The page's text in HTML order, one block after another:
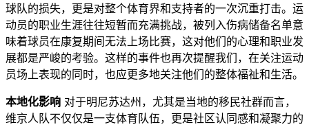
球队的损失，更是对整个体育界和支持者的一次沉重打击。运
动员的职业生涯往往短暂而充满挑战，被列入伤病储备名单意
味着球员在康复期间无法上场比赛，这对他们的心理和职业发
展都是严峻的考验。这样的事件也再次提醒我们，在关注运动
员场上表现的同时，也应更多地关注他们的整体福祉和生活。
本地化影响 对于明尼苏达州，尤其是当地的移民社群而言，
维京人队不仅仅是一支体育队伍，更是社区认同感和凝聚力的